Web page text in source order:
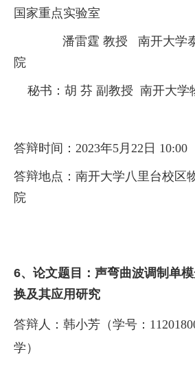
国家重点实验室
潘雷霆 教授 南开大学
院
秘书：胡 芬 副教授 南开大学
答辩时间： 2023年5月 22 日 10:00
答辩地点：南开大学八里台校区
院
6、 论文题目： 声弯曲波调制单
换及其应用研究
答辩人： 韩小芳（学号：
学）